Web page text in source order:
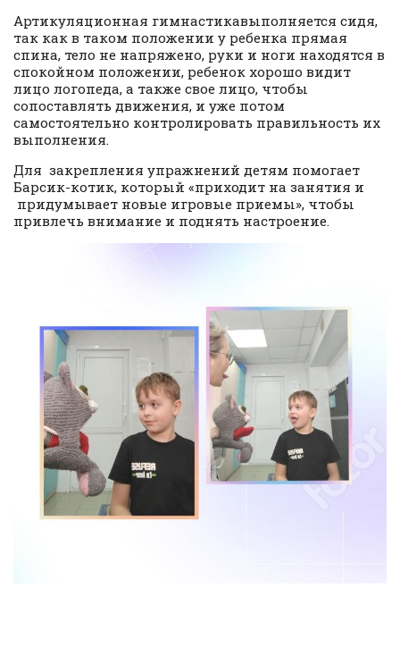
Артикуляционная гимнастикавыполняется сидя,
так как в таком положении у ребенка прямая
спина, тело не напряжено, руки и ноги находятся в
спокойном положении, ребенок хорошо видит
лицо логопеда, а также свое лицо, чтобы
сопоставлять движения, и уже потом
самостоятельно контролировать правильность их
выполнения.
Для закрепления упражнений детям помогает
Барсик-котик, который «приходит на занятия и
придумывает новые игровые приемы», чтобы
привлечь внимание и поднять настроение.